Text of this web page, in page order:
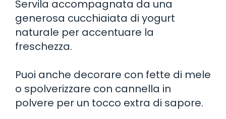
Servila accompagnata da una
generosa cucchiaiata di yogurt
naturale per accentuare la
freschezza.
Puoi anche decorare con fette di mele
o spolverizzare con cannella in
polvere per un tocco extra di sapore.